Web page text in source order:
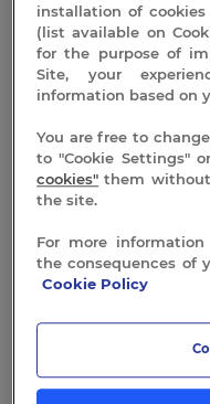
Les 4 bonnes
Un
installation of
(list available on
for the purpose of
Site, your
information based on
You are free to
to "Cookie Settings"
cookies" them without
the site.
For more
the consequences of
Cookie Policy